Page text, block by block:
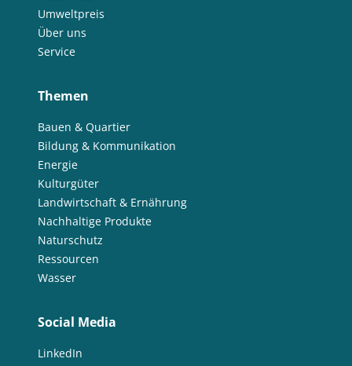
Umweltpreis
Über uns
Service
Themen
Bauen & Quartier
Bildung & Kommunikation
Energie
Kulturgüter
Landwirtschaft & Ernährung
Nachhaltige Produkte
Naturschutz
Ressourcen
Wasser
Social Media
LinkedIn